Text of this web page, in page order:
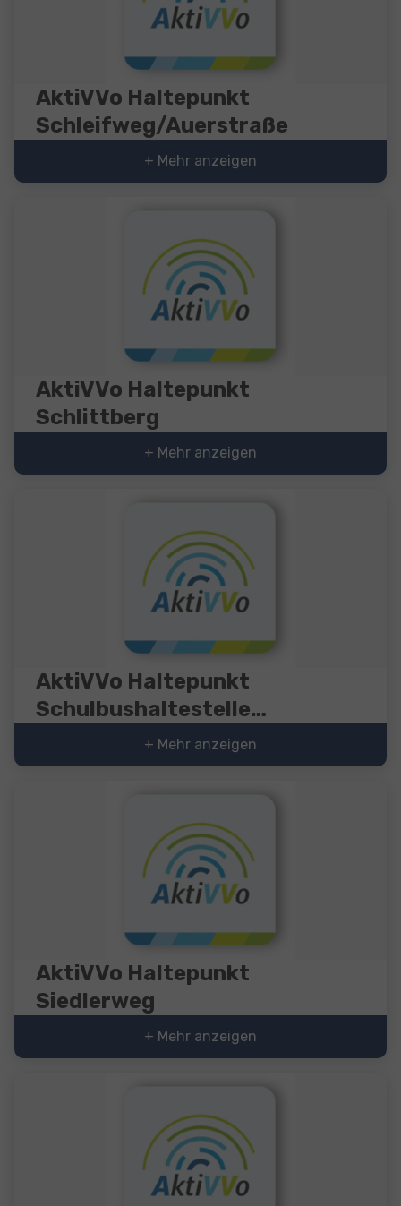
AktiVVo Haltepunkt
Schleifweg/Auerstraße
+ Mehr anzeigen
AktiVVo Haltepunkt
Schlittberg
+ Mehr anzeigen
AktiVVo Haltepunkt
Schulbushaltestelle
Bieselbach+ Mehr anzeigen
AktiVVo Haltepunkt
Siedlerweg
+ Mehr anzeigen